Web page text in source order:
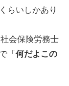
らいしかあり
会保険労務士
「 何だよこの